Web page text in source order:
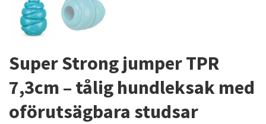
Super Strong jumper TPR
7,3cm – tålig hundleksak med
oförutsägbara studsar